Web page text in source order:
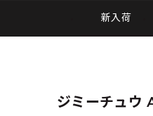
新入荷
ジミーチュウ